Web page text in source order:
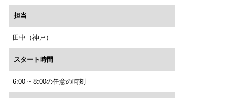
担当
田中（神戸）
スタート時間
6:00 ~ 8:00の任意の時刻